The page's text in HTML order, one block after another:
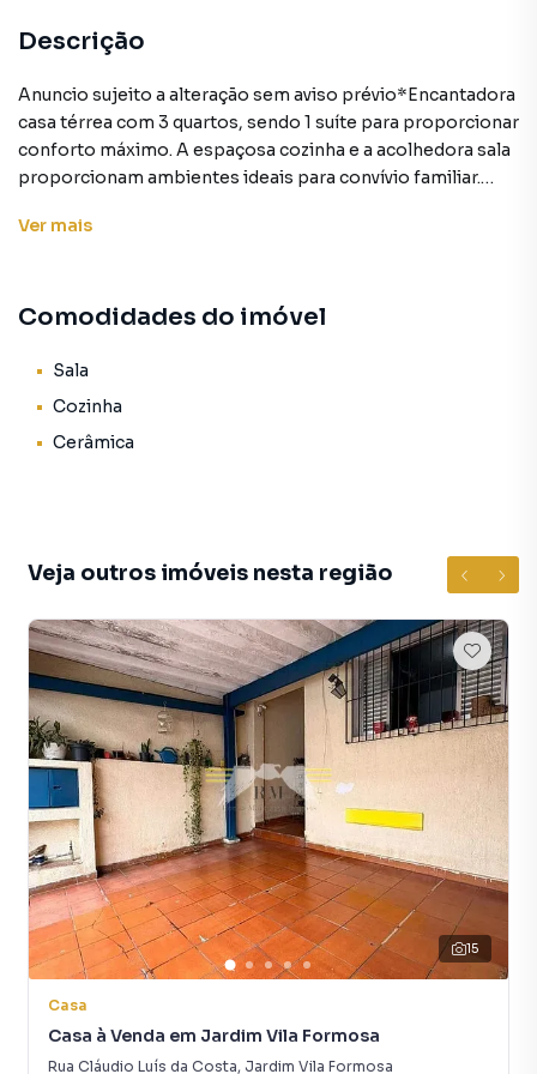
Descrição
Anuncio sujeito a alteração sem aviso prévio*Encantadora
casa térrea com 3 quartos, sendo 1 suíte para proporcionar
conforto máximo. A espaçosa cozinha e a acolhedora sala
proporcionam ambientes ideais para convívio familiar.
finalidades. Com duas vagas cobertas, a residência oferece
e do Carrefour Aricanduva, proporcionando conveniência
Maria Luiza, em São Paulo. Não encontrou o que procurava
A Rocha Marqueze Imóveis tem mais opções de
apartamentos, casas residenciais e comerciais, sobrados,
terrenos, lojas e barracões para venda ou locação, além de
empreendimentos em construção ou lançamentos na
planta em Parque Maria Luiza e em outras regiões de São
Paulo. Aqui você encontra milhares de ofertas para
encontrar o imóvel que mais combina com seu estilo de
vida.
Negocie seu imóvel de forma totalmente online, com
segurança e tranquilidade. Na Rocha Marqueze Imóveis
você consegue comprar ou alugar um imóvel em São Paulo
mesmo não estando na cidade e com a praticidade de
fazer tudo online, direto do seu computador ou
smartphone. Nós criamos soluções inovadoras para
simplificar a relação de proprietários, inquilinos e
compradores com o mercado imobiliário.
Ver mais
Comodidades do imóvel
Sala
Cozinha
Cerâmica
Veja outros imóveis nesta região
15
Casa
Casa à Venda em Jardim Vila Formosa
Rua Cláudio Luís da Costa, Jardim Vila Formosa